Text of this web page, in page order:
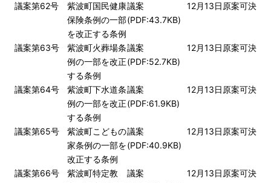
議案第62号
紫波町国民健康
保険条例の一部
を改正する条例
議案
(PDF:43.7KB)
12月13日 原案可決
議案第63号
紫波町火葬場条
例の一部を改正
する条例
議案
(PDF:52.7KB)
12月13日 原案可決
議案第64号
紫波町下水道条
例の一部を改正
する条例
議案
(PDF:61.9KB)
12月13日 原案可決
議案第65号
紫波町こどもの
家条例の一部を
改正する条例
議案
(PDF:40.9KB)
12月13日 原案可決
議案第66号
紫波町特定教
議案
12月13日 原案可決